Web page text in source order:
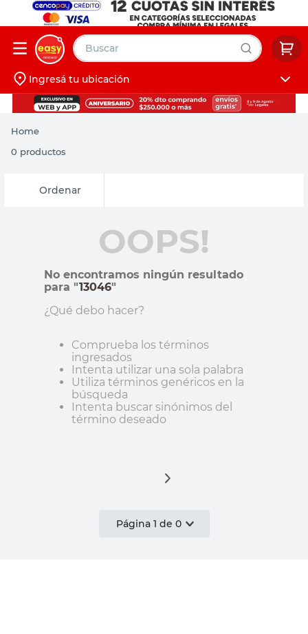
Buscar
Iniciá sesión
Ingresá tu ubicación
Home
0 productos
Relevancia
OOPS!
No encontramos ningún resultado
para "13046"
¿Qué debo hacer?
Comprueba los términos
ingresados
Intenta utilizar una sola palabra
Utiliza términos genéricos en la
búsqueda
Intenta buscar sinónimos del
término deseado
Página 1 de 0
muebles
pintura
escritorio
placard